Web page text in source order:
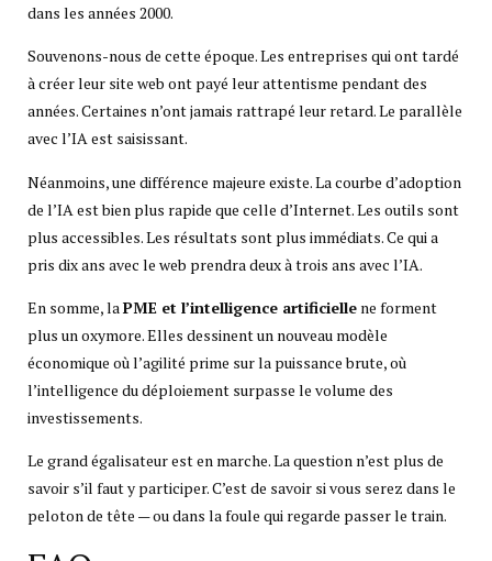
dans les années 2000.
Souvenons-nous de cette époque. Les entreprises qui ont tardé
à créer leur site web ont payé leur attentisme pendant des
années. Certaines n’ont jamais rattrapé leur retard. Le parallèle
avec l’IA est saisissant.
Néanmoins, une différence majeure existe. La courbe d’adoption
de l’IA est bien plus rapide que celle d’Internet. Les outils sont
plus accessibles. Les résultats sont plus immédiats. Ce qui a
pris dix ans avec le web prendra deux à trois ans avec l’IA.
En somme, laPME et l’intelligence artificielle ne forment
plus un oxymore. Elles dessinent un nouveau modèle
économique où l’agilité prime sur la puissance brute, où
l’intelligence du déploiement surpasse le volume des
investissements.
Le grand égalisateur est en marche. La question n’est plus de
savoir s’il faut y participer. C’est de savoir si vous serez dans le
peloton de tête — ou dans la foule qui regarde passer le train.